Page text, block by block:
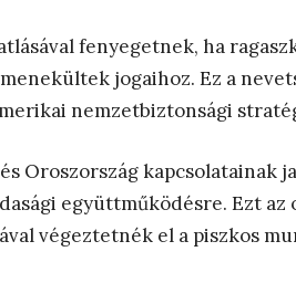
fenyegetnek, ha
jogaihoz. Ez a
nemzetbiztonsági
Oroszország kapcsolatainak
együttműködésre. Ezt az
végeztetnék el a piszkos